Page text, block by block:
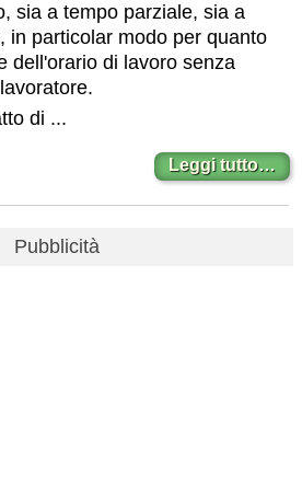
sia a tempo parziale, sia a
in particolar modo per quanto
dell'orario di lavoro senza
di ...
Leggi tutto…
Pubblicità